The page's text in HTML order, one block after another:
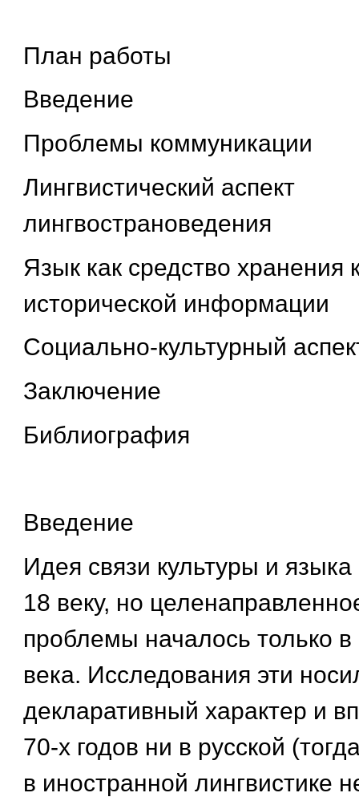
План работы
Введение
Проблемы коммуникации
Лингвистический аспект
лингвострановедения
Язык как средство хранения
исторической информации
Социально-культурный
Заключение
Библиография
Введение
Идея связи культуры и
18 веку, но
проблемы началось только
века. Исследования эти
декларативный характер и
70-х годов ни в русской
в иностранной лингвистике